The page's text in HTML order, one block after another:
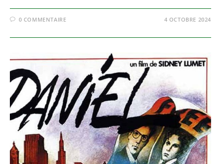
0 COMMENTAIRE 4 OCTOBRE 2024